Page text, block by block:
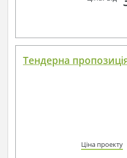
Тендерна
Ціна проекту